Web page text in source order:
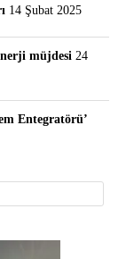
14 Şubat 2025
müjdesi 24
Entegratörü’